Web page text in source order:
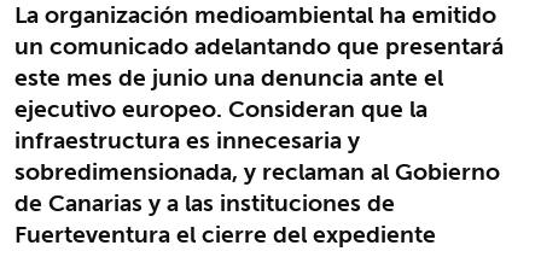
La organización medioambiental ha emitido
un comunicado adelantando que presentará
este mes de junio una denuncia ante el
ejecutivo europeo. Consideran que la
infraestructura es innecesaria y
sobredimensionada, y reclaman al Gobierno
de Canarias y a las instituciones de
Fuerteventura el cierre del expediente